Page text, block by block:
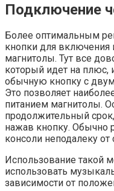
Подключение
Более оптимальным
кнопки для
магнитолы. Тут все
который идет на плюс,
обычную кнопку с
Это позволяет
питанием магнитолы.
продолжительный
нажав кнопку. Обычно
консоли неподалеку
Использование такой
использовать
зависимости от